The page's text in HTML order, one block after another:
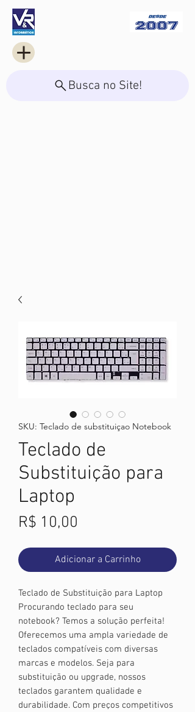
Busca no Site!
SKU: Teclado de substituiçao Notebook
Teclado de
Substituição para
Laptop
R$ 10,00
Adicionar a Carrinho
Teclado de Substituição para Laptop
Procurando teclado para seu
notebook? Temos a solução perfeita!
Oferecemos uma ampla variedade de
teclados compatíveis com diversas
marcas e modelos. Seja para
substituição ou upgrade, nossos
teclados garantem qualidade e
durabilidade. Com preços competitivos